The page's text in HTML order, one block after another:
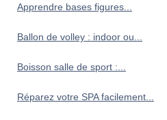
Apprendre bases figures...
Ballon de volley : indoor ou...
Boisson salle de sport :...
Réparez votre SPA facilement...